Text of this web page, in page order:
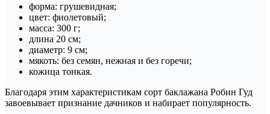
форма: грушевидная;
цвет: фиолетовый;
масса: 300 г;
длина 20 см;
диаметр: 9 см;
мякоть: без семян, нежная и без горечи;
кожица тонкая.
Благодаря этим характеристикам сорт баклажана Робин Гуд
завоевывает признание дачников и набирает популярность.